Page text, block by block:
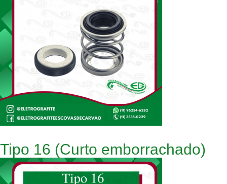
Tipo 16 (Curto emborrachado)